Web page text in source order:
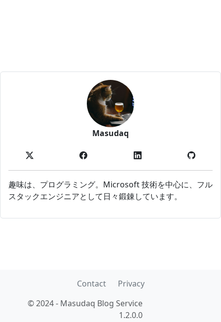
Masudaq
趣味は、プログラミング。Microsoft 技術を中心に、フル
スタックエンジニアとして日々鍛錬しています。
Contact
Privacy
© 2024 - Masudaq Blog Service
1.2.0.0